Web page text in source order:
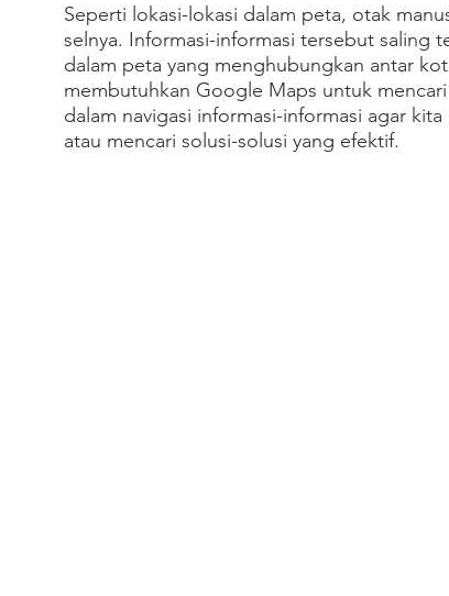
Seperti lokasi-lokasi dalam peta, otak
selnya. Informasi-informasi tersebut saling
dalam peta yang menghubungkan antar
membutuhkan Google Maps untuk
dalam navigasi informasi-informasi agar
atau mencari solusi-solusi yang efektif.